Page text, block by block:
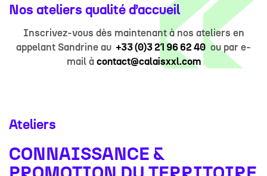
Nos ateliers qualité d’accueil
Inscrivez-vous dès maintenant à nos ateliers en
appelant Sandrine au +33 (0)3 21 96 62 40 ou par e-
mail à contact@calaisxxl.com
Ateliers
CONNAISSANCE &